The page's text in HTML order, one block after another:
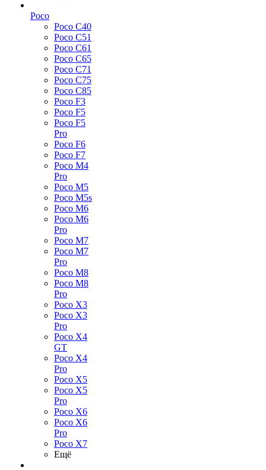
Poco
Poco C40
Poco C51
Poco C61
Poco C65
Poco C71
Poco C75
Poco C85
Poco F3
Poco F5
Poco F5
Pro
Poco F6
Poco F7
Poco M4
Pro
Poco M5
Poco M5s
Poco M6
Poco M6
Pro
Poco M7
Poco M7
Pro
Poco M8
Poco M8
Pro
Poco X3
Poco X3
Pro
Poco X4
GT
Poco X4
Pro
Poco X5
Poco X5
Pro
Poco X6
Poco X6
Pro
Poco X7
Ещё